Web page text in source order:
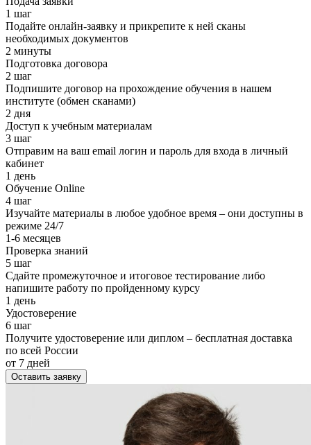
1 шаг
Подайте онлайн-заявку и прикрепите к ней сканы
необходимых документов
2 минуты
Подготовка договора
2 шаг
Подпишите договор на прохождение обучения в нашем
институте (обмен сканами)
2 дня
Доступ к учебным материалам
3 шаг
Отправим на ваш email логин и пароль для входа в личный
кабинет
1 день
Обучение Online
4 шаг
Изучайте материалы в любое удобное время – они доступны в
режиме 24/7
1-6 месяцев
Проверка знаний
5 шаг
Сдайте промежуточное и итоговое тестирование либо
напишите работу по пройденному курсу
1 день
Удостоверение
6 шаг
Получите удостоверение или диплом – бесплатная доставка
по всей России
от 7 дней
Оставить заявку